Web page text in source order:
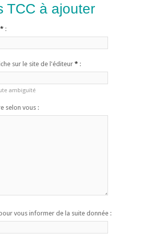
TCC à ajouter
* :
sur le site de l'éditeur * :
ambiguïté
selon vous :
vous informer de la suite donnée :